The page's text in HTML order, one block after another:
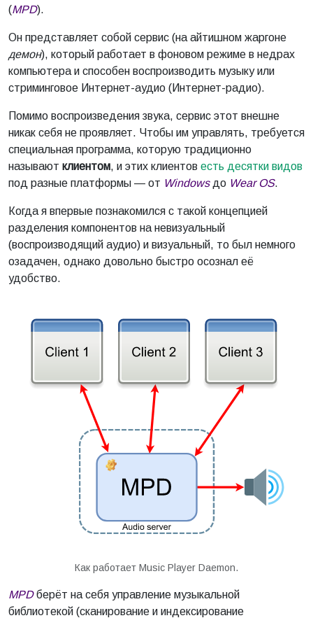
(MPD).
Он представляет собой сервис (на айтишном жаргоне
демон), который работает в фоновом режиме в недрах
компьютера и способен воспроизводить музыку или
стриминговое Интернет-аудио (Интернет-радио).
Помимо воспроизведения звука, сервис этот внешне
никак себя не проявляет. Чтобы им управлять, требуется
специальная программа, которую традиционно
называют клиентом, и этих клиентов есть десятки видов
под разные платформы — от Windowsдо Wear OS.
Когда я впервые познакомился с такой концепцией
разделения компонентов на невизуальный
(воспроизводящий аудио) и визуальный, то был немного
озадачен, однако довольно быстро осознал её
удобство.
Как работает Music Player Daemon.
MPDберёт на себя управление музыкальной
библиотекой (сканирование и индексирование